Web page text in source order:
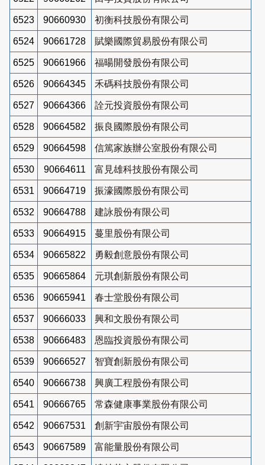
6523 90660930 初衡科技股份有限公司
6524 90661728 賦樂國際貿易股份有限公司
6525 90661966 福暘開發股份有限公司
6526 90664345 禾碼科技股份有限公司
6527 90664366 詮元投資股份有限公司
6528 90664582 振良國際股份有限公司
6529 90664598 信篤家族辦公室股份有限公司
6530 90664611 富見雄科技股份有限公司
6531 90664719 振濠國際股份有限公司
6532 90664788 建詠股份有限公司
6533 90664915 蔓里股份有限公司
6534 90665822 勇毅創意股份有限公司
6535 90665864 元琪創新股份有限公司
6536 90665941 春士堂股份有限公司
6537 90666033 興和文股份有限公司
6538 90666483 恩臨投資股份有限公司
6539 90666527 智寶創新股份有限公司
6540 90666738 興廣工程股份有限公司
6541 90666765 常森健康事業股份有限公司
6542 90667531 創新宇宙股份有限公司
6543 90667589 富能量股份有限公司